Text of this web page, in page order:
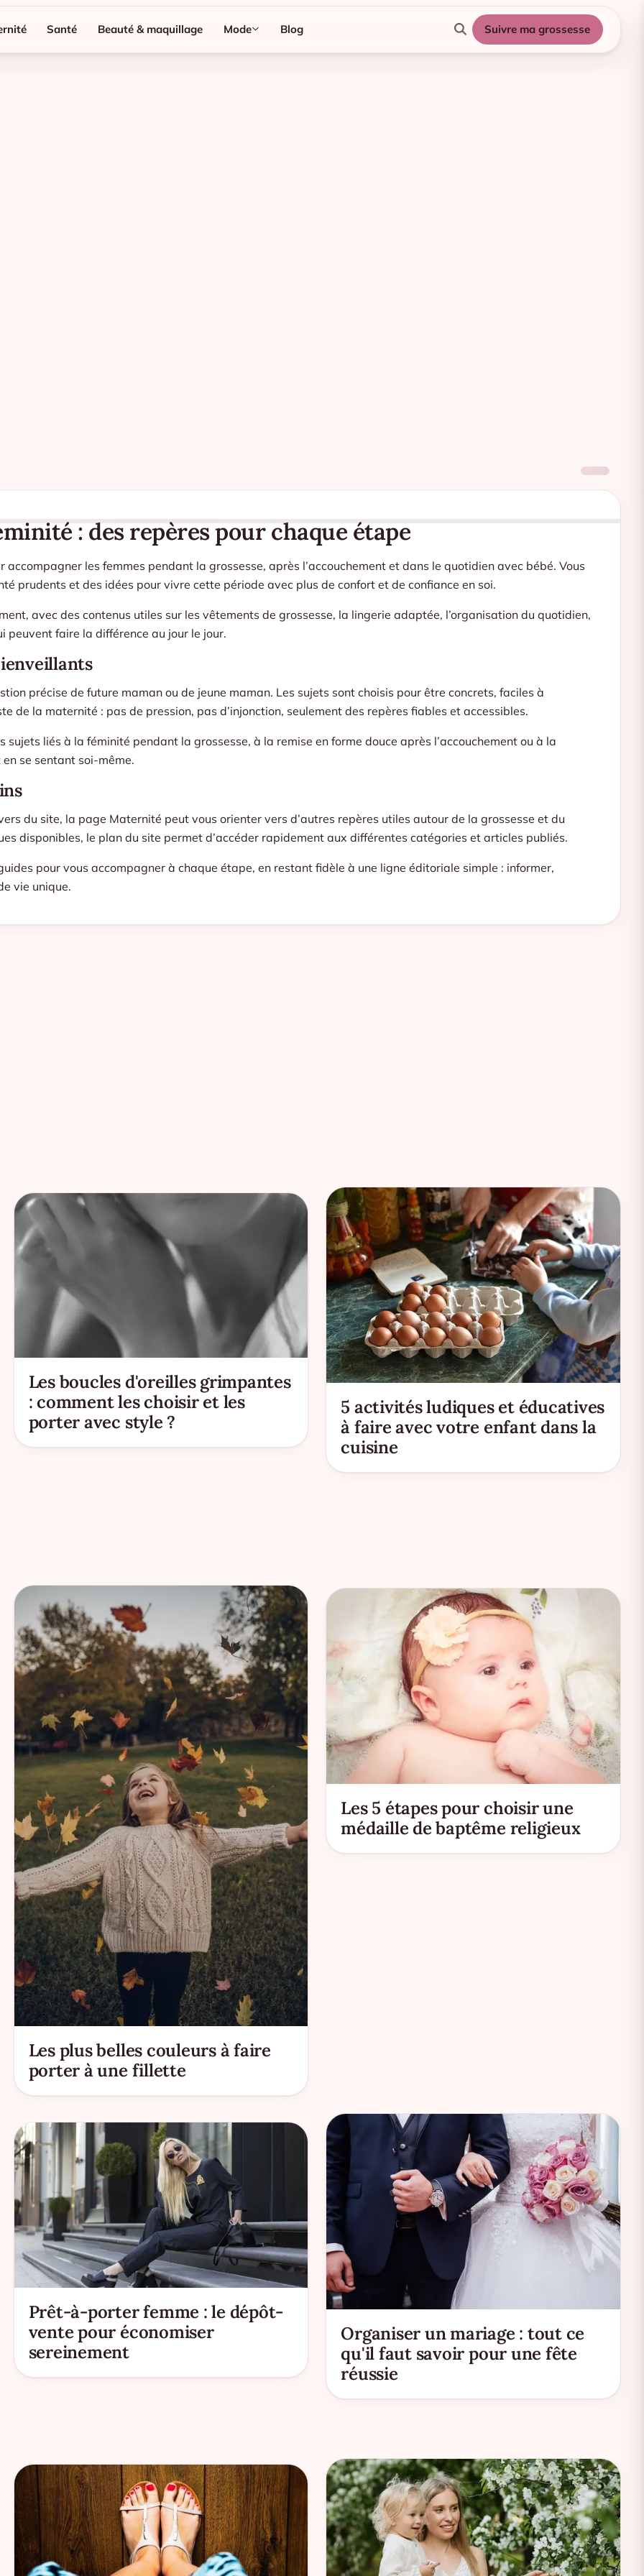
Santé Beauté & maquillage Mode Blog Suivre ma grossesse
: des repères pour chaque étape
les femmes pendant la grossesse, après l’accouchement et dans le quotidien avec bébé. Vous
prudents et des idées pour vivre cette période avec plus de confort et de confiance en soi.
avec des contenus utiles sur les vêtements de grossesse, la lingerie adaptée, l’organisation du quotidien,
faire la différence au jour le jour.
précise de future maman ou de jeune maman. Les sujets sont choisis pour être concrets, faciles à
de la maternité : pas de pression, pas d’injonction, seulement des repères fiables et accessibles.
liés à la féminité pendant la grossesse, à la remise en forme douce après l’accouchement ou à la
se sentant soi-même.
du site, la page Maternité peut vous orienter vers d’autres repères utiles autour de la grossesse et du
disponibles, le plan du site permet d’accéder rapidement aux différentes catégories et articles publiés.
pour vous accompagner à chaque étape, en restant fidèle à une ligne éditoriale simple : informer,
vie unique.
Les boucles d'oreilles grimpantes
: comment les choisir et les
porter avec style ?
5 activités ludiques et éducatives
à faire avec votre enfant dans la
cuisine
Les plus belles couleurs à faire
porter à une fillette
Les 5 étapes pour choisir une
médaille de baptême religieux
Prêt-à-porter femme : le dépôt-
vente pour économiser
sereinement
Organiser un mariage : tout ce
qu'il faut savoir pour une fête
réussie